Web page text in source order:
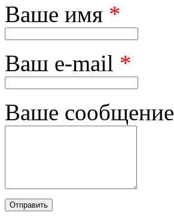
Ваше имя *
Ваш e-mail *
Ваше сообщение